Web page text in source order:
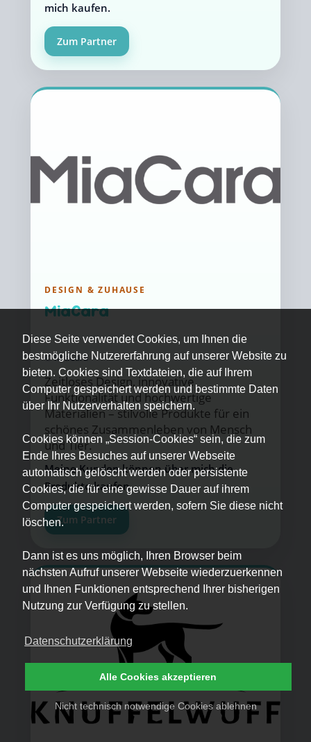
Diese Seite verwendet Cookies, um Ihnen die
bestmögliche Nutzererfahrung auf unserer Website zu
bieten. Cookies sind Textdateien, die auf Ihrem
Computer gespeichert werden und bestimmte Daten
über Ihr Nutzerverhalten speichern.
Cookies können „Session-Cookies“ sein, die zum
Ende Ihres Besuches auf unserer Webseite
automatisch gelöscht werden oder persistente
Cookies, die für eine gewisse Dauer auf ihrem
Computer gespeichert werden, sofern Sie diese nicht
löschen.
Dann ist es uns möglich, Ihren Browser beim
nächsten Aufruf unserer Webseite wiederzuerkennen
und Ihnen Funktionen entsprechend Ihrer bisherigen
Nutzung zur Verfügung zu stellen.
Datenschutzerklärung
Nicht technisch notwendige Cookies ablehnen
Alle Cookies akzeptieren
mich kaufen.
Zum Partner
DESIGN & ZUHAUSE
MiaCara
© MiaCara
Zeitloses Design, innovative
Funktionalität und hochwertige
Materialien – stilvolle Produkte für ein
schönes Zusammenleben von Mensch
und Tier.
Meine Kunden können über mich die
Produkte kaufen.
Zum Partner